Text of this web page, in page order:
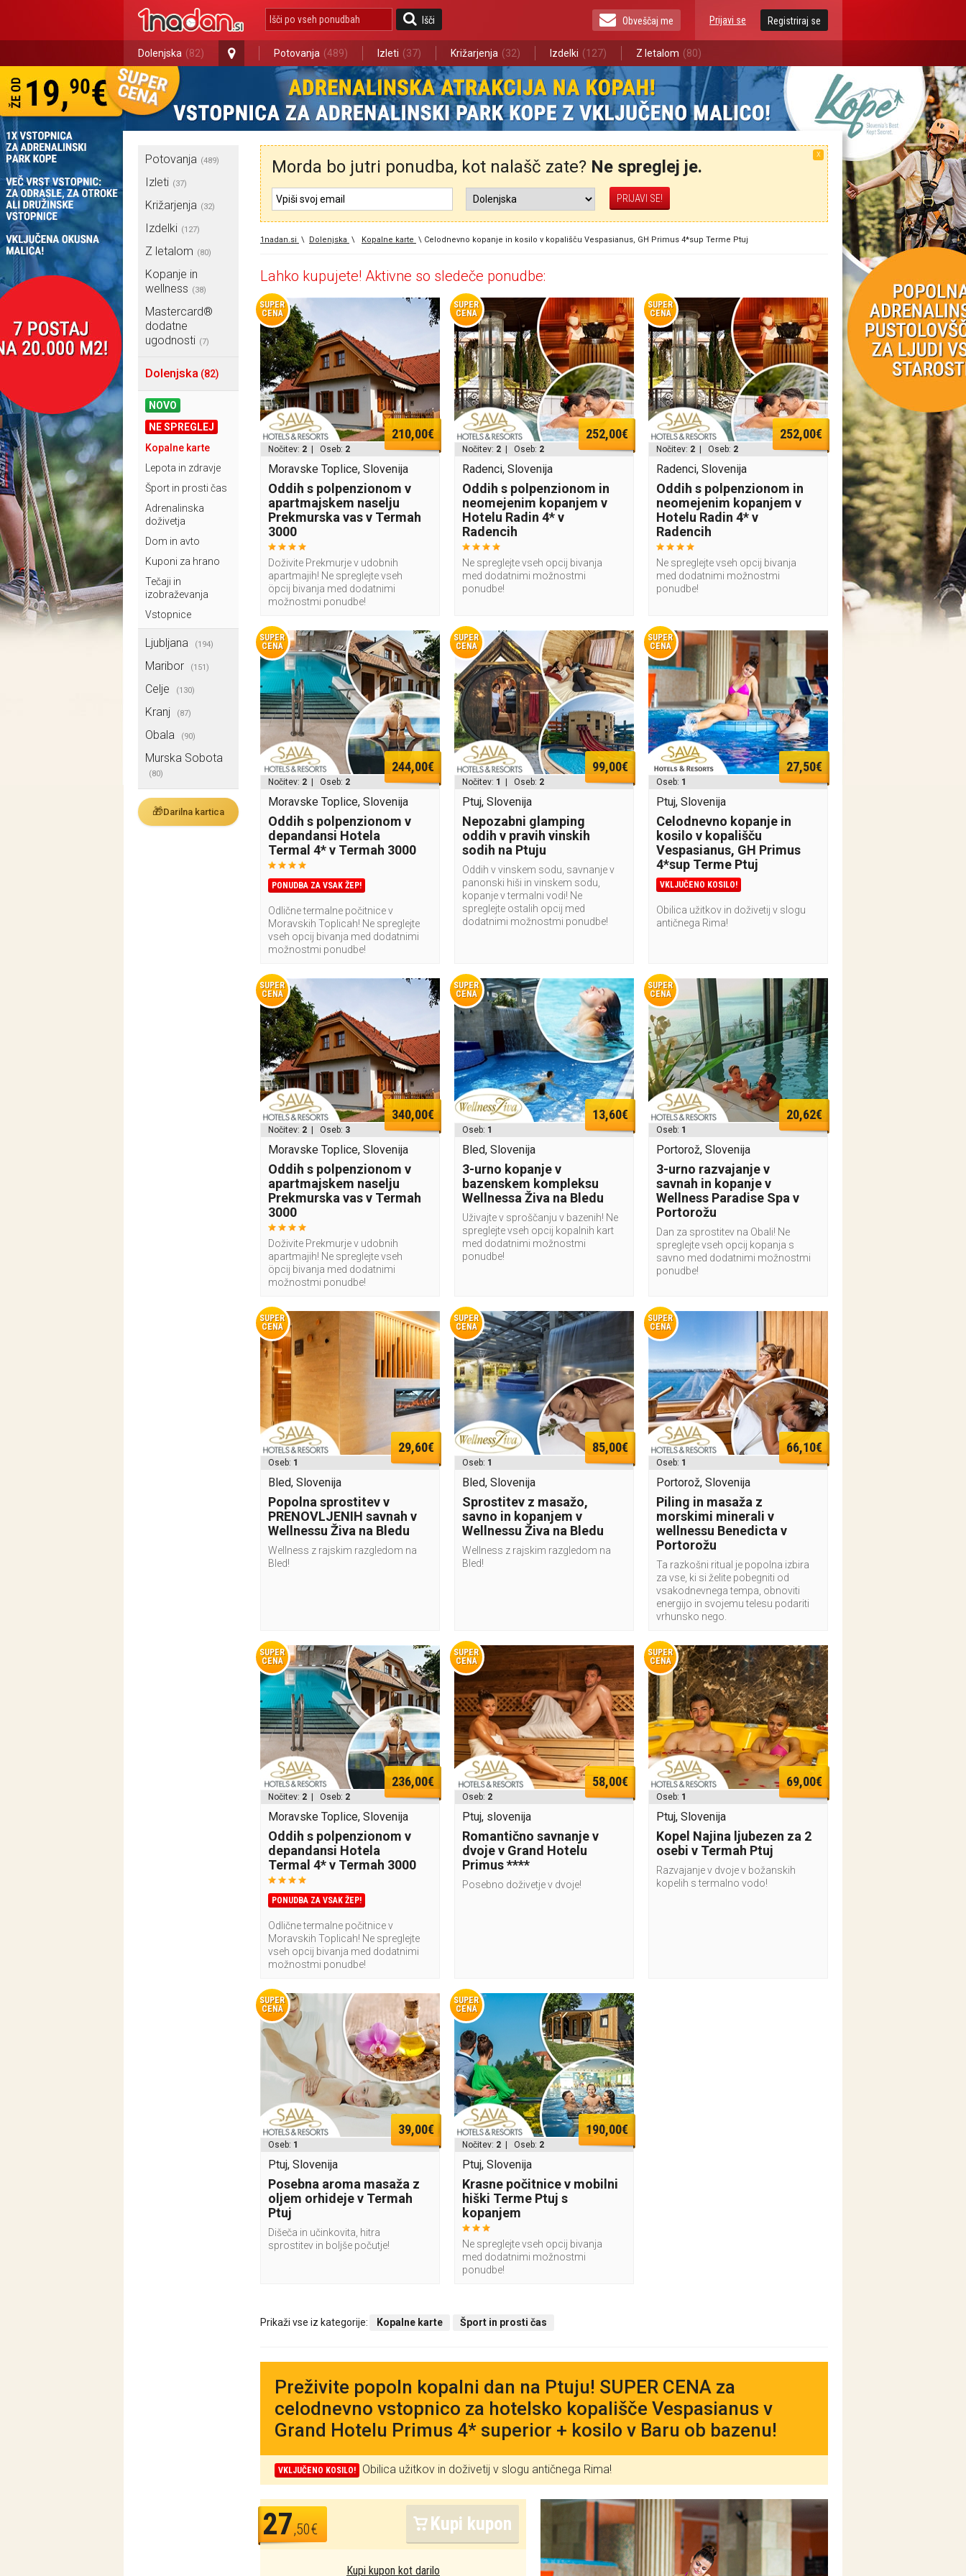
Išči Prijavi se Registriraj se
Obveščaj me
Dolenjska (82) Potovanja (489) Izleti (37) Križarjenja (32) Izdelki (127) Z letalom (80)
Potovanja (489)
Izleti (37)
Križarjenja (32)
Izdelki (127)
Z letalom (80)
Kopanje in
wellness (38)
Mastercard®
dodatne
ugodnosti (7)
Dolenjska (82)
NOVO
NE SPREGLEJ
Kopalne karte
Lepota in zdravje
Šport in prosti čas
Adrenalinska
doživetja
Dom in avto
Kuponi za hrano
Tečaji in
izobraževanja
Vstopnice
Ljubljana (194)
Maribor (151)
Celje (130)
Kranj (87)
Obala (90)
Murska Sobota
(80)
🎁Darilna kartica
X
Morda bo jutri ponudba, kot nalašč zate? Ne spreglej je.
1nadan.si \ Dolenjska \ Kopalne karte \ Celodnevno kopanje in kosilo v kopališču Vespasianus, GH Primus 4*sup Terme Ptuj
Lahko kupujete! Aktivne so sledeče ponudbe:
SUPER
CENA
210,00€
Nočitev: 2 | Oseb: 2
Moravske Toplice, Slovenija
Oddih s polpenzionom v
apartmajskem naselju
Prekmurska vas v Termah
3000
Doživite Prekmurje v udobnih
apartmajih! Ne spreglejte vseh
öpcij bivanja med dodatnimi
možnostmi ponudbe!
SUPER
CENA
252,00€
Nočitev: 2 | Oseb: 2
Radenci, Slovenija
Oddih s polpenzionom in
neomejenim kopanjem v
Hotelu Radin 4* v
Radencih
Ne spreglejte vseh opcij bivanja
med dodatnimi možnostmi
ponudbe!
SUPER
CENA
252,00€
Nočitev: 2 | Oseb: 2
Radenci, Slovenija
Oddih s polpenzionom in
neomejenim kopanjem v
Hotelu Radin 4* v
Radencih
Ne spreglejte vseh opcij bivanja
med dodatnimi možnostmi
ponudbe!
SUPER
CENA
244,00€
Nočitev: 2 | Oseb: 2
Moravske Toplice, Slovenija
Oddih s polpenzionom v
depandansi Hotela
Termal 4* v Termah 3000
PONUDBA ZA VSAK ŽEP!
Odlične termalne počitnice v
Moravskih Toplicah! Ne spreglejte
vseh opcij bivanja med dodatnimi
možnostmi ponudbe!
SUPER
CENA
99,00€
Nočitev: 1 | Oseb: 2
Ptuj, Slovenija
Nepozabni glamping
oddih v pravih vinskih
sodih na Ptuju
Oddih v vinskem sodu, savnanje v
panonski hiši in vinskem sodu,
kopanje v termalni vodi! Ne
spreglejte ostalih opcij med
dodatnimi možnostmi ponudbe!
SUPER
CENA
27,50€
Oseb: 1
Ptuj, Slovenija
Celodnevno kopanje in
kosilo v kopališču
Vespasianus, GH Primus
4*sup Terme Ptuj
VKLJUČENO KOSILO!
Obilica užitkov in doživetij v slogu
antičnega Rima!
SUPER
CENA
340,00€
Nočitev: 2 | Oseb: 3
Moravske Toplice, Slovenija
Oddih s polpenzionom v
apartmajskem naselju
Prekmurska vas v Termah
3000
Doživite Prekmurje v udobnih
apartmajih! Ne spreglejte vseh
öpcij bivanja med dodatnimi
možnostmi ponudbe!
SUPER
CENA
13,60€
Oseb: 1
Bled, Slovenija
3-urno kopanje v
bazenskem kompleksu
Wellnessa Živa na Bledu
Uživajte v sproščanju v bazenih! Ne
spreglejte vseh opcij kopalnih kart
med dodatnimi možnostmi
ponudbe!
SUPER
CENA
20,62€
Oseb: 1
Portorož, Slovenija
3-urno razvajanje v
savnah in kopanje v
Wellness Paradise Spa v
Portorožu
Dan za sprostitev na Obali! Ne
spreglejte vseh opcij kopanja s
savno med dodatnimi možnostmi
ponudbe!
SUPER
CENA
29,60€
Oseb: 1
Bled, Slovenija
Popolna sprostitev v
PRENOVLJENIH savnah v
Wellnessu Živa na Bledu
Wellness z rajskim razgledom na
Bled!
SUPER
CENA
85,00€
Oseb: 1
Bled, Slovenija
Sprostitev z masažo,
savno in kopanjem v
Wellnessu Živa na Bledu
Wellness z rajskim razgledom na
Bled!
SUPER
CENA
66,10€
Oseb: 1
Portorož, Slovenija
Piling in masaža z
morskimi minerali v
wellnessu Benedicta v
Portorožu
Ta razkošni ritual je popolna izbira
za vse, ki si želite pobegniti od
vsakodnevnega tempa, obnoviti
energijo in svojemu telesu podariti
vrhunsko nego.
SUPER
CENA
236,00€
Nočitev: 2 | Oseb: 2
Moravske Toplice, Slovenija
Oddih s polpenzionom v
depandansi Hotela
Termal 4* v Termah 3000
PONUDBA ZA VSAK ŽEP!
Odlične termalne počitnice v
Moravskih Toplicah! Ne spreglejte
vseh opcij bivanja med dodatnimi
možnostmi ponudbe!
SUPER
CENA
58,00€
Oseb: 2
Ptuj, slovenija
Romantično savnanje v
dvoje v Grand Hotelu
Primus ****
Posebno doživetje v dvoje!
SUPER
CENA
69,00€
Oseb: 1
Ptuj, Slovenija
Kopel Najina ljubezen za 2
osebi v Termah Ptuj
Razvajanje v dvoje v božanskih
kopelih s termalno vodo!
SUPER
CENA
39,00€
Oseb: 1
Ptuj, Slovenija
Posebna aroma masaža z
oljem orhideje v Termah
Ptuj
Dišeča in učinkovita, hitra
sprostitev in boljše počutje!
SUPER
CENA
190,00€
Nočitev: 2 | Oseb: 2
Ptuj, Slovenija
Krasne počitnice v mobilni
hiški Terme Ptuj s
kopanjem
Ne spreglejte vseh opcij bivanja
med dodatnimi možnostmi
ponudbe!
Prikaži vse iz kategorije: Kopalne karte Šport in prosti čas
Preživite popoln kopalni dan na Ptuju! SUPER CENA za
celodnevno vstopnico za hotelsko kopališče Vespasianus v
Grand Hotelu Primus 4* superior + kosilo v Baru ob bazenu!
VKLJUČENO KOSILO! Obilica užitkov in doživetij v slogu antičnega Rima!
27,50€ Kupi kupon
Kupi kupon kot darilo